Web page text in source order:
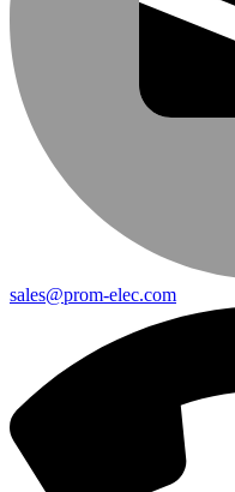
sales@prom-elec.com